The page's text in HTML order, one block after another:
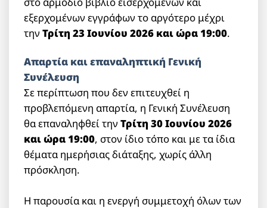
εξερχομένων εγγράφων το αργότερο μέχρι
τηνΤρίτη 23 Ιουνίου 2026 και ώρα 19:00.
Απαρτία και επαναληπτική Γενική
Συνέλευση
Σε περίπτωση που δεν επιτευχθεί η
προβλεπόμενη απαρτία, η Γενική Συνέλευση
θα επαναληφθεί τηνΤρίτη 30 Ιουνίου 2026
και ώρα 19:00, στον ίδιο τόπο και με τα ίδια
θέματα ημερήσιας διάταξης, χωρίς άλλη
πρόσκληση.
Η παρουσία και η ενεργή συμμετοχή όλων των